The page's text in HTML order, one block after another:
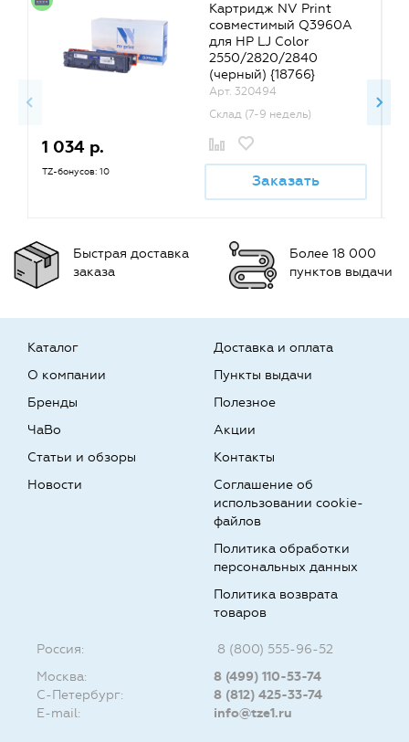
Картридж NV Print
совместимый Q3960A
для HP LJ Color
2550/2820/2840
(черный) {18766}
Арт. 320494
Склад (7-9 недель)
1 034 р.
TZ-бонусов: 10 Заказать
Быстрая доставка
заказа
Более 18 000
пунктов выдачи
Каталог
О компании
Бренды
Доставка и оплата
Пункты выдачи
Полезное
ЧаВо
Статьи и обзоры
Новости
Акции
Контакты
Соглашение об
использовании cookie-
файлов
Политика обработки
персональных данных
Политика возврата
товаров
Россия:
8 (800) 555-96-52
Москва:
8 (499) 110-53-74
С-Петербург:
8 (812) 425-33-74
E-mail:
info@tze1.ru